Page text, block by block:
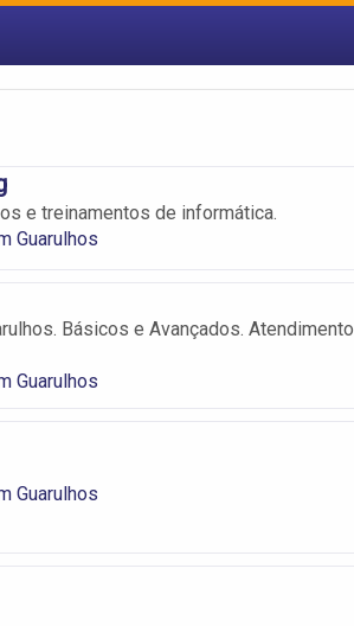
e treinamentos de informática.
Guarulhos
Básicos e Avançados. Atendimento
Guarulhos
Guarulhos